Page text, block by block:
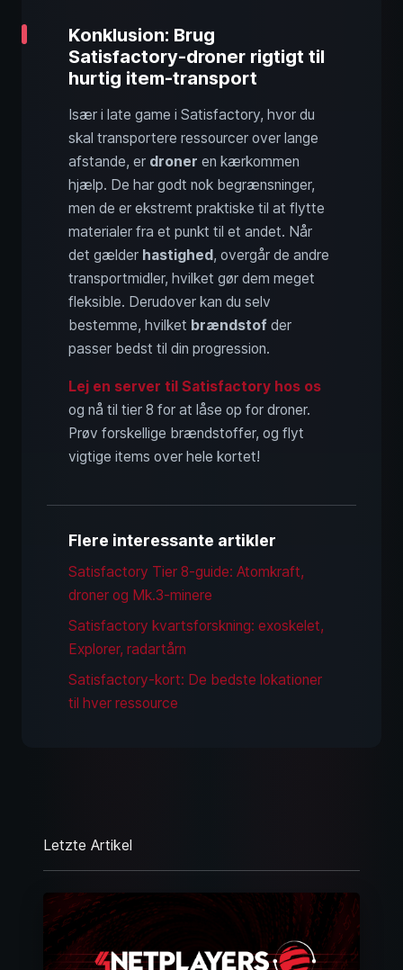
Konklusion: Brug
Satisfactory-droner rigtigt til
hurtig item-transport
Især i late game i Satisfactory, hvor du
skal transportere ressourcer over lange
afstande, er droner en kærkommen
hjælp. De har godt nok begrænsninger,
men de er ekstremt praktiske til at flytte
materialer fra et punkt til et andet. Når
det gælder hastighed, overgår de andre
transportmidler, hvilket gør dem meget
fleksible. Derudover kan du selv
bestemme, hvilket brændstof der
passer bedst til din progression.
Lej en server til Satisfactory hos os
og nå til tier 8 for at låse op for droner.
Prøv forskellige brændstoffer, og flyt
vigtige items over hele kortet!
Flere interessante artikler
Satisfactory Tier 8-guide: Atomkraft,
droner og Mk.3-minere
Satisfactory kvartsforskning: exoskelet,
Explorer, radartårn
Satisfactory-kort: De bedste lokationer
til hver ressource
Letzte Artikel